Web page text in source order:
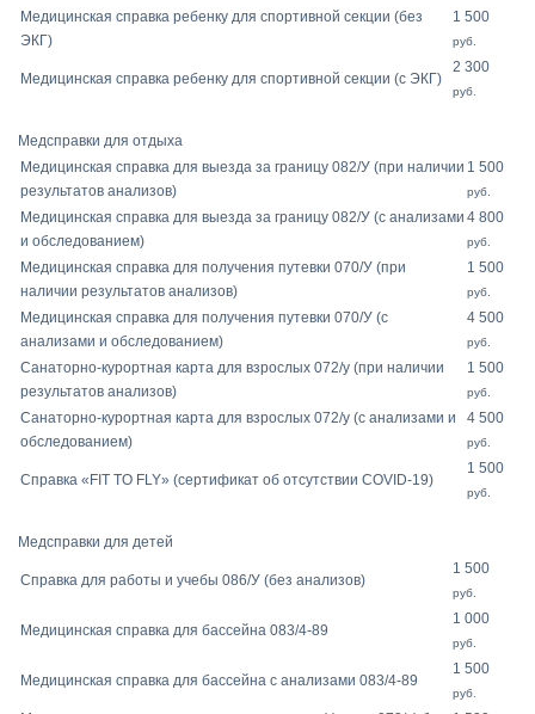
Медицинская справка ребенку для спортивной секции (без
ЭКГ)
1 500
руб.
Медицинская справка ребенку для спортивной секции (с ЭКГ)
2 300
руб.
Медсправки для отдыха
Медицинская справка для выезда за границу 082/У (при наличии
результатов анализов)
1 500
руб.
Медицинская справка для выезда за границу 082/У (с анализами
и обследованием)
4 800
руб.
Медицинская справка для получения путевки 070/У (при
наличии результатов анализов)
1 500
руб.
Медицинская справка для получения путевки 070/У (с
анализами и обследованием)
4 500
руб.
Санаторно-курортная карта для взрослых 072/у (при наличии
результатов анализов)
1 500
руб.
Санаторно-курортная карта для взрослых 072/у (с анализами и
обследованием)
4 500
руб.
Справка «FIT TO FLY» (сертификат об отсутствии COVID-19)
1 500
руб.
Медсправки для детей
Справка для работы и учебы 086/У (без анализов)
1 500
руб.
Медицинская справка для бассейна 083/4-89
1 000
руб.
Медицинская справка для бассейна с анализами 083/4-89
1 500
руб.